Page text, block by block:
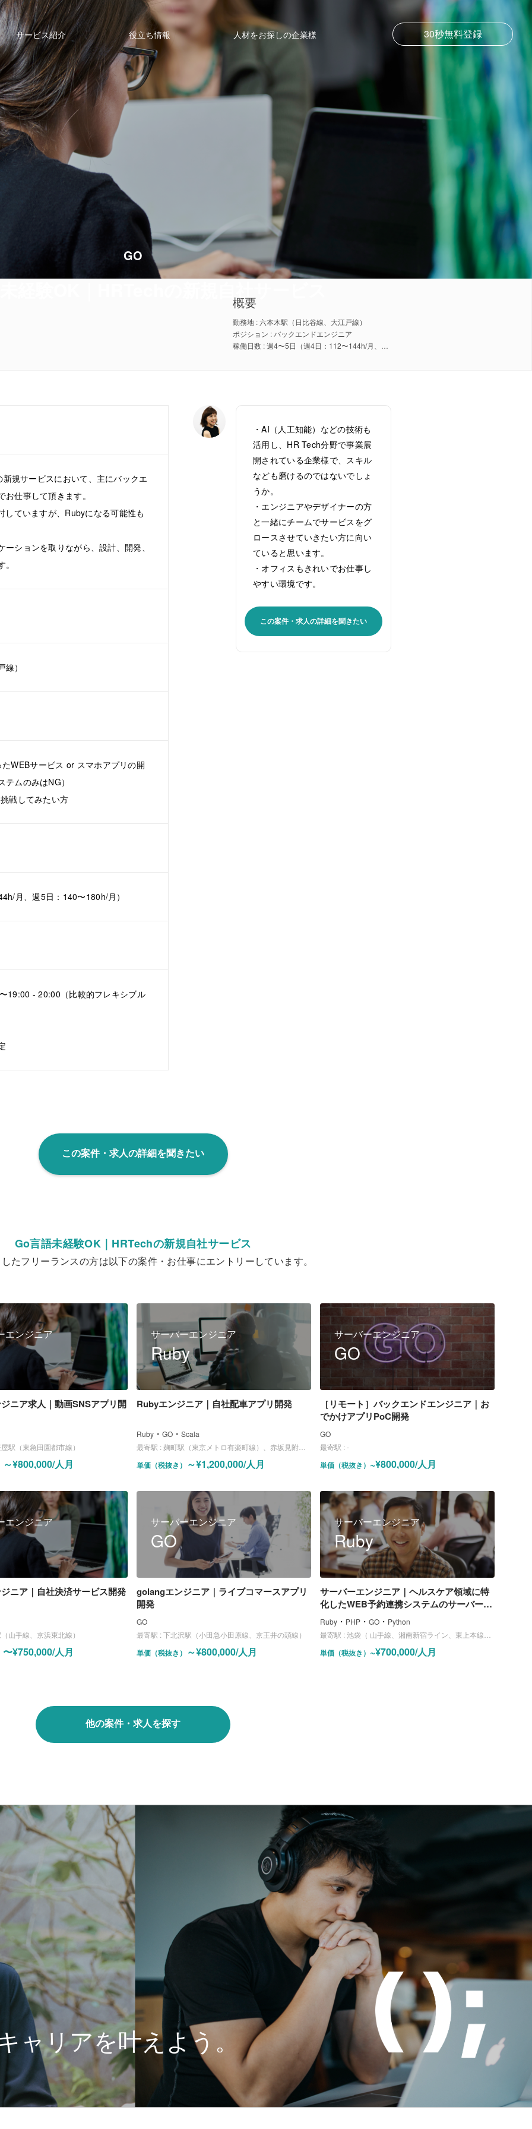
サービス紹介 役立ち情報 人材をお探しの企業様 30秒無料登録
GO
概要
勤務地 : 六本木駅（日比谷線、大江戸線）
ポジション : バックエンドエンジニア
稼働日数 : 週4〜5日（週4日：112〜144h/月、週5日：140〜180h/月）
規サービスにおいて、主にバックエ
仕事して頂きます。
していますが、Rubyになる可能性も
ションを取りながら、設計、開発、
）
WEBサービス or スマホアプリの開
ムのみはNG）
戦してみたい方
月、週5日：140〜180h/月）
19:00 - 20:00（比較的フレキシブル
・AI（人工知能）などの技術も
活用し、HR Tech分野で事業展
開されている企業様で、スキル
なども磨けるのではないでしょ
うか。
・エンジニアやデザイナーの方
と一緒にチームでサービスをグ
ロースさせていきたい方に向い
ていると思います。
・オフィスもきれいでお仕事し
やすい環境です。
この案件・求人の詳細を聞きたい
この案件・求人の詳細を聞きたい
Go言語未経験OK｜HRTechの新規自社サービス
たフリーランスの方は以下の案件・お仕事にエントリーしています。
エンジニア
ニア求人｜動画SNSアプリ開
駅（東急田園都市線）
～¥800,000/人月
サーバーエンジニア
Ruby
Rubyエンジニア｜自社配車アプリ開発
Ruby ・ GO ・ Scala
最寄駅 :麹町駅（東京メトロ有楽町線）、赤坂見附駅（銀座線、丸ノ内線）
単価（税抜き） ～¥1,200,000/人月
サーバーエンジニア
GO
［リモート］バックエンドエンジニア｜お
でかけアプリPoC開発
GO
最寄駅 :-
単価（税抜き） ~¥800,000/人月
エンジニア
ニア｜自社決済サービス開発
山手線、京浜東北線）
〜¥750,000/人月
サーバーエンジニア
GO
golangエンジニア｜ライブコマースアプリ
開発
GO
最寄駅 :下北沢駅（小田急小田原線、京王井の頭線）
単価（税抜き） ～¥800,000/人月
サーバーエンジニア
Ruby
サーバーエンジニア｜ヘルスケア領域に特
化したWEB予約連携システムのサーバー開
発
Ruby ・ PHP ・ GO ・ Python
最寄駅 :池袋（ 山手線、湘南新宿ライン、東上本線、西武鉄道、池袋線、丸ノ内線、有楽町線、副都心線）
単価（税抜き） ~¥700,000/人月
他の案件・求人を探す
ャリアを叶えよう。